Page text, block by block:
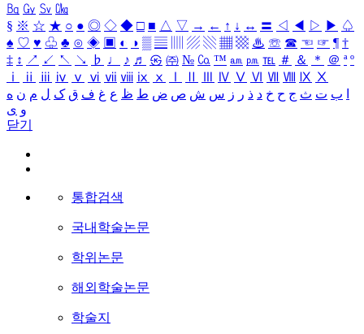
㏃ ㏉ ㏜ ㏆
§ ※ ☆ ★ ○ ● ◎ ◇ ◆ □ ■ △ ▽ → ← ↑ ↓ ↔ 〓 ◁ ◀ ▷ ▶ ♤
♠ ♡ ♥ ♧ ♣ ⊙ ◈ ▣ ◐ ◑ ▒ ▤ ▨ ▧ ▦ ▩ ♨ ☏ ☎ ☜ ☞ ¶ †
‡ ↕ ↗ ↙ ↖ ↘ ♭ ♩ ♪ ♬ ㉿ ㈜ № ㏇ ™ ㏂ ㏘ ℡ ＃ ＆ ＊ ＠ ª º
ⅰ
ⅱ ⅲ ⅳ ⅴ ⅵ ⅶ ⅷ ⅸ ⅹ Ⅳ Ⅴ Ⅵ Ⅶ Ⅷ Ⅸ Ⅹ
ب ت ث ج ح خ د ذ ر ز س ش ص ض ط ظ ع غ ف ق ک ل م ن ه
و ی
닫기
통합검색
국내학술논문
학위논문
해외학술논문
학술지